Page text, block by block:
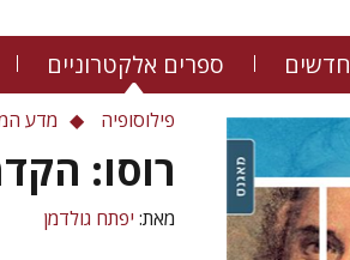
חדשים ספרים אלקטרוניים
פילוסופיה מדע
רוסו:
מאת: יפתח גולדמן